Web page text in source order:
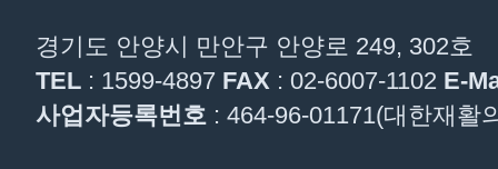
경기도 안양시 만안구 안양로 249, 302호
TEL : 1599-4897 FAX : 02-6007-1102 E-
사업자등록번호 : 464-96-01171(대한재활